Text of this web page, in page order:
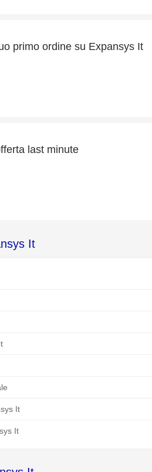
primo ordine su Expansys It
last minute
It
It
It